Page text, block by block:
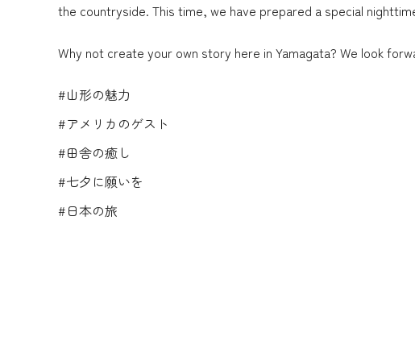
the countryside. This time, we have prepared a special
Why not create your own story here in Yamagata? We look
#山形の魅力
#アメリカのゲスト
#田舎の癒し
#七夕に願いを
#日本の旅